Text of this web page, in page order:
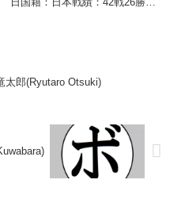
太郎(Ryutaro Otsuki)